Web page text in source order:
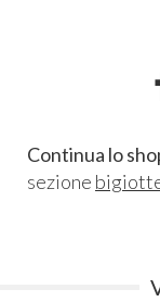
Continua lo
sezione